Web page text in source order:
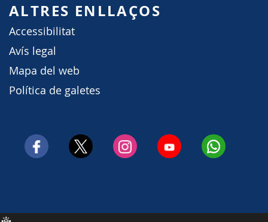
ALTRES ENLLAÇOS
Accessibilitat
Avís legal
Mapa del web
Política de galetes